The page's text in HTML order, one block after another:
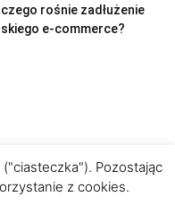
rośnie zadłużenie
e-commerce?
Pozostając
z cookies.